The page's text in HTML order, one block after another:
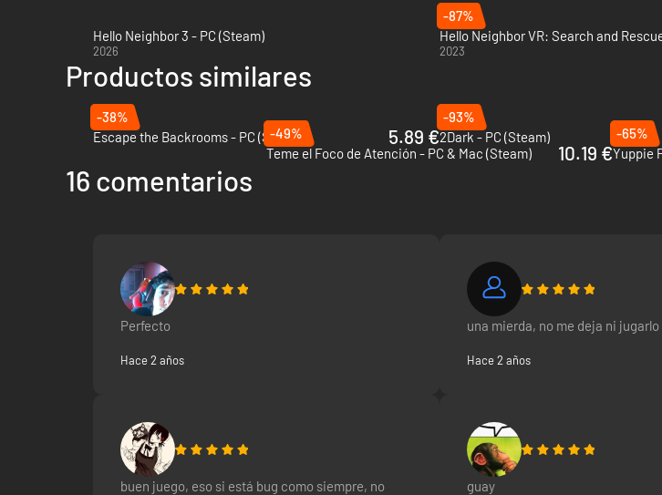
Hello Neighbor 3 - PC (Steam)
2026
-87%
2023
Productos similares
-38%
Escape the Backrooms - PC (Steam)
5.89 €
-93%
2Dark - PC (Steam)
-49%
Teme el Foco de Atención - PC & Mac (Steam)
10.19 €
-65%
Yuppie
16 comentarios
Perfecto
Hace 2 años
una mierda, no me deja ni jugarlo
Hace 2 años
buen juego, eso si está bug como siempre, no
guay